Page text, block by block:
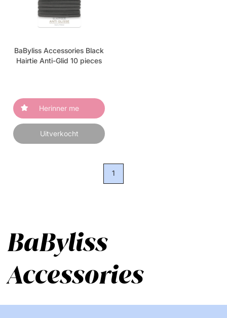
BaByliss Accessories Black
Hairtie Anti-Glid 10 pieces
Herinner me
Uitverkocht
1
BaByliss
Accessories